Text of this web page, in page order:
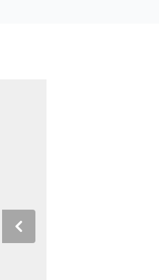
Previous